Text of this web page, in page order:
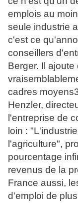
emplois au
seule industrie
c'est ce
conseillers
Berger. Il
cadres
Henzler,
l'entreprise de
loin :
l'agriculture",
pourcentage
revenus de la
France aussi,
d'emploi de